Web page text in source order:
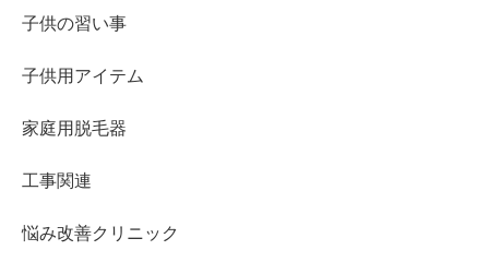
子供の習い事
子供用アイテム
家庭用脱毛器
工事関連
悩み改善クリニック